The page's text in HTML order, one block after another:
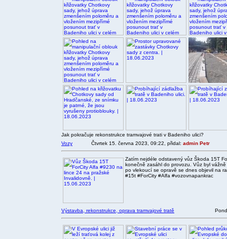
Jak pokračuje rekonstrukce tramvajové trati v Badeniho ulici?
Vozy
Čtvrtek 15. června 2023, 09:22, přidal: admin Petr
Zatím nejdéle odstavený vůz Škoda 15T
konečně zasáhl do provozu. Vůz byl
po vlekoucí se opravě se dnes objevil na
#15t #ForCity #Alfa #vozovnapankrac
Výstavba, rekonstrukce, oprava tramvajové tratě